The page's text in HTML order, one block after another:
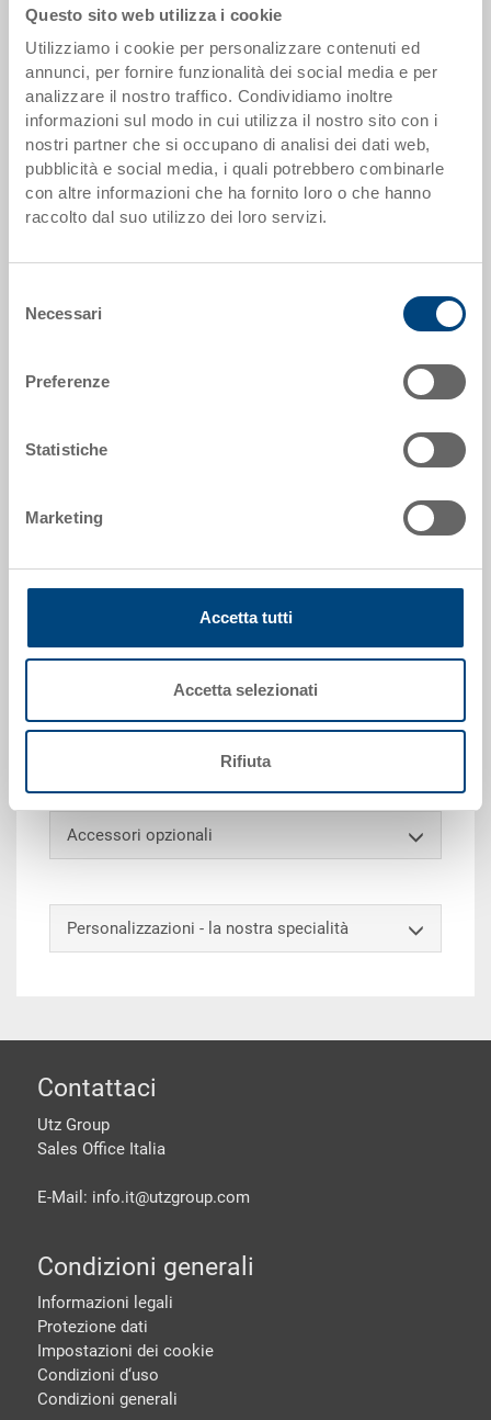
Questo sito web utilizza i cookie
Utilizziamo i cookie per personalizzare contenuti ed
annunci, per fornire funzionalità dei social media e per
analizzare il nostro traffico. Condividiamo inoltre
informazioni sul modo in cui utilizza il nostro sito con i
nostri partner che si occupano di analisi dei dati web,
pubblicità e social media, i quali potrebbero combinarle
con altre informazioni che ha fornito loro o che hanno
raccolto dal suo utilizzo dei loro servizi.
delNecessari
Preferenze
Statistiche
Marketing
Accetta tutti
Accetta selezionati
Rifiuta
da 500 pezzi EUR 42,73
Scaglionamento per quantità secondo le unità di imballo.
Dati articolo
Codice
800 x 600 x 300 mm
Richiedi offerta
Dati tecnici
Grazie alla sua capacità di carico, il contenitore
impilabile RAKO è ideale per trasporto e stoccaggio.
Inoltre, questo eurocontenitore universale può essere
impilato con o senza coperchio (dimensioni
essere contrassegnato e suddiviso su richiesta.
Accessori opzionali
Personalizzazioni - la nostra specialità
piè di pagine
Contattaci
Utz Group
Sales Office Italia
E-Mail: info.it@utzgroup.com
Condizioni generali
Informazioni legali
Protezione dati
Impostazioni dei cookie
Condizioni d‘uso
Condizioni generali